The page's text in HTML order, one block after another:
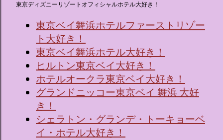
東京ディズニーリゾートオフィシャルホテル大好き！
東京ベイ舞浜ホテルファーストリゾー
ト大好き！
東京ベイ舞浜ホテル大好き！
ヒルトン東京ベイ大好き！
ホテルオークラ東京ベイ大好き！
グランドニッコー東京ベイ 舞浜 大好
き！
シェラトン・グランデ・トーキョーベ
イ・ホテル大好き！